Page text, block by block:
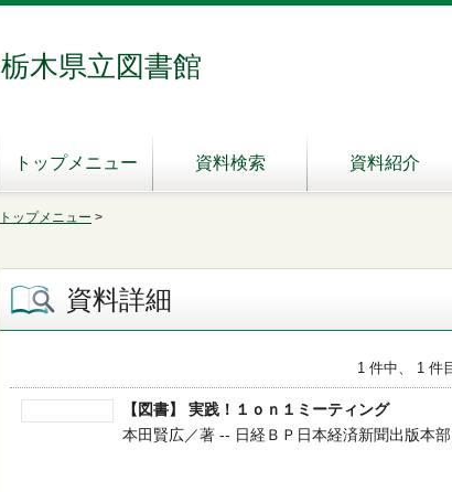
栃木県立図書館
トップメニュー 資料検索 資料紹介
トップメニュー >
資料詳細
1 件中、 1 件
【図書】 実践！１ｏｎ１ミーティング
本田賢広／著 -- 日経ＢＰ日本経済新聞出版本